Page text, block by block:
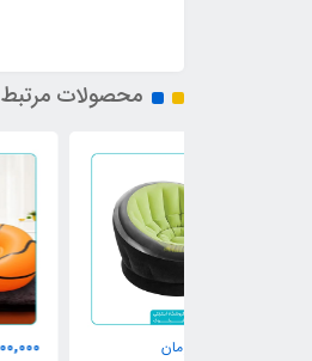
محصولات مرتبط
2,900,000